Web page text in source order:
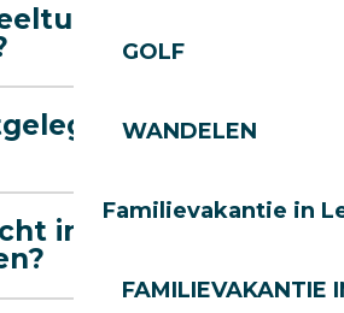
GOLF
WANDELEN
Familievakantie in
FAMILIEVAKANTIE
elke
in
in de